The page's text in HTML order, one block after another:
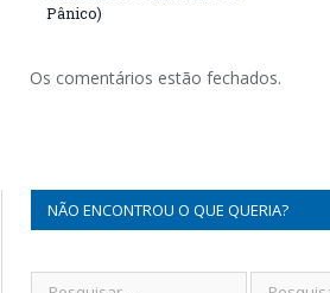
Pânico)
Os comentários estão fechados.
NÃO ENCONTROU O QUE QUERIA?